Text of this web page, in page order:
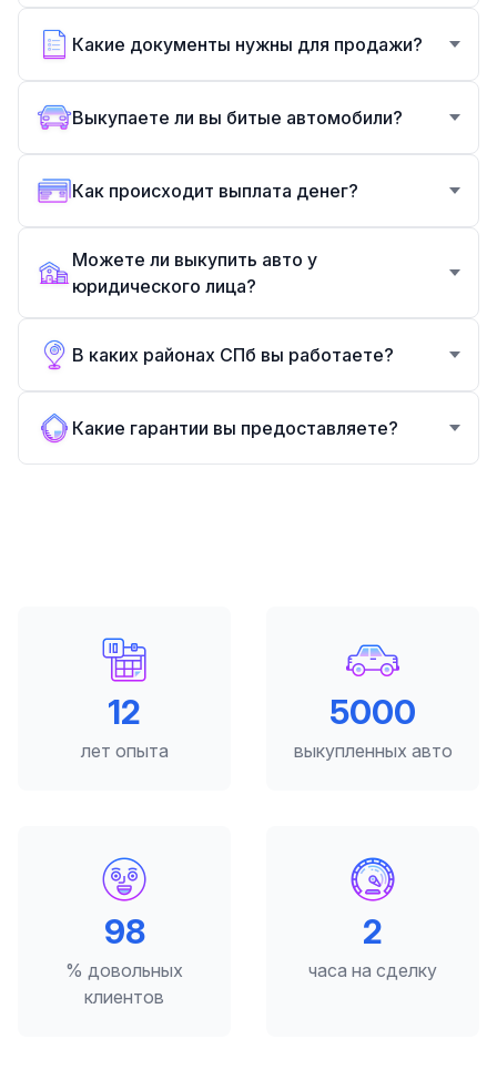
Какие документы нужны для продажи?
Выкупаете ли вы битые автомобили?
Как происходит выплата денег?
Можете ли выкупить авто у
юридического лица?
В каких районах СПб вы работаете?
Какие гарантии вы предоставляете?
12
лет опыта
5000
выкупленных авто
98
% довольных
клиентов
2
часа на сделку